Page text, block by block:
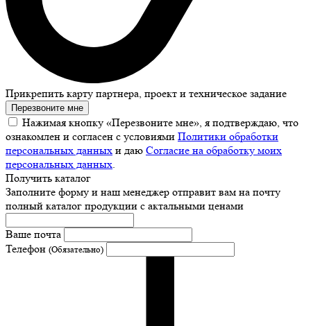
Прикрепить карту партнера, проект и техническое задание
Перезвоните мне
Нажимая кнопку «Перезвоните мне», я подтверждаю, что
ознакомлен и согласен с условиями Политики обработки
персональных данных и даю Согласие на обработку моих
персональных данных
Получить каталог
Заполните форму и наш менеджер отправит вам на почту
полный каталог продукции с актальными ценами
Ваше почта
Телефон (Обязательно)